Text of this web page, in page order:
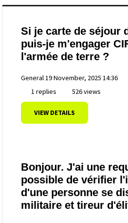
Si je carte de séjour
puis-je m'engager
l'armée de terre ?
General19 November, 2025 14:36
1 replies
526 views
VIEW DETAILS
Bonjour. J'ai une
possible de vérifier
d'une personne se
militaire et tireur